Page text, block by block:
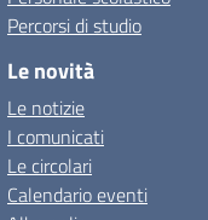
Percorsi di studio
Le novità
Le notizie
I comunicati
Le circolari
Calendario eventi